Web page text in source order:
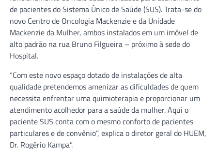
de pacientes do Sistema Único de Saúde (SUS). Trata-se do
novo Centro de Oncologia Mackenzie e da Unidade
Mackenzie da Mulher, ambos instalados em um imóvel de
alto padrão na rua Bruno Filgueira – próximo à sede do
Hospital.
“Com este novo espaço dotado de instalações de alta
qualidade pretendemos amenizar as dificuldades de quem
necessita enfrentar uma quimioterapia e proporcionar um
atendimento acolhedor para a saúde da mulher. Aqui o
paciente SUS conta com o mesmo conforto de pacientes
particulares e de convênio”, explica o diretor geral do HUEM,
Dr. Rogério Kampa”.